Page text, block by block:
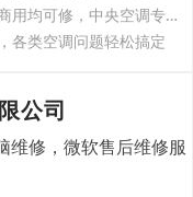
温州洞头区三菱空调清洗上门服务，家用商用均可修，中央空调专业维护
各类空调问题轻松搞定
公司
修，微软售后维修服